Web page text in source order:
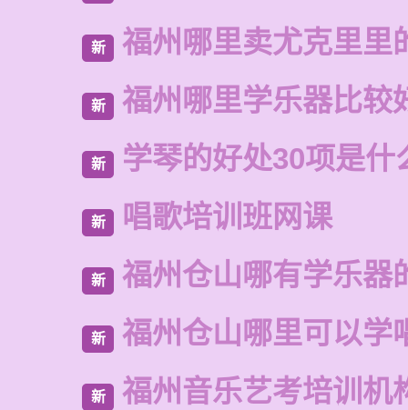
新 福州哪里卖尤克里里
新 福州哪里学乐器比较
新 学琴的好处30项是什
新 唱歌培训班网课
新 福州仓山哪有学乐器
新 福州仓山哪里可以学
新 福州音乐艺考培训机